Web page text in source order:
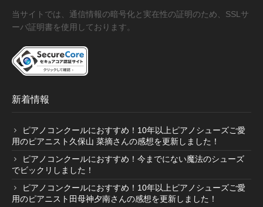
お問い合わせ
個人情報保護法方針
特定商取引法に基づく表記
会社概要
当サイトでは、通信情報の暗号化と実在性の証明のため、SSLサ
ーバ証明書を使用しております。
新着情報
ピアノコンクールにおすすめ！10年以上ピアノシューズご愛
用のピアニスト久保山 菜摘さんの感想を更新しました！
ピアノコンクールにおすすめ！今までにない魔法のシューズ
でビックリしました！
ピアノコンクールにおすすめ！10年以上ピアノシューズご愛
用のピアニスト田母神夕南さんの感想を更新しました！